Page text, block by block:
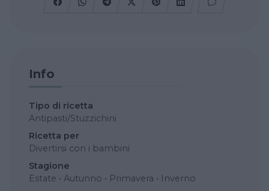
Info
Tipo di ricetta
Antipasti/Stuzzichini
Ricetta per
Divertirsi con i bambini
Stagione
Estate • Autunno • Primavera • Inverno